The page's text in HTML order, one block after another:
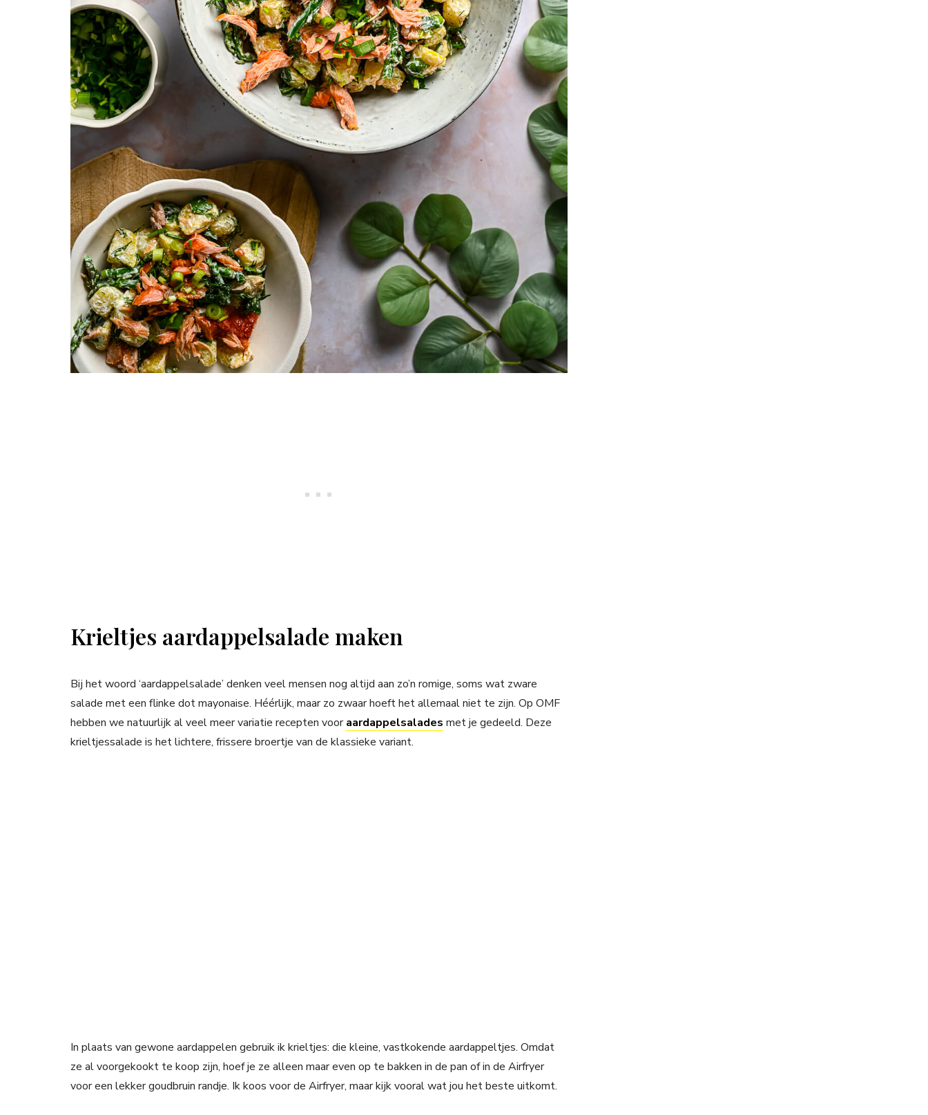
Krieltjes aardappelsalade maken
Bij het woord ‘aardappelsalade’ denken veel mensen nog altijd aan zo’n romige, soms wat zware
salade met een flinke dot mayonaise. Héérlijk, maar zo zwaar hoeft het allemaal niet te zijn. Op OMF
hebben we natuurlijk al veel meer variatie recepten vooraardappelsalades met je gedeeld. Deze
krieltjessalade is het lichtere, frissere broertje van de klassieke variant.
In plaats van gewone aardappelen gebruik ik krieltjes: die kleine, vastkokende aardappeltjes. Omdat
ze al voorgekookt te koop zijn, hoef je ze alleen maar even op te bakken in de pan of in de Airfryer
voor een lekker goudbruin randje. Ik koos voor de Airfryer, maar kijk vooral wat jou het beste uitkomt.